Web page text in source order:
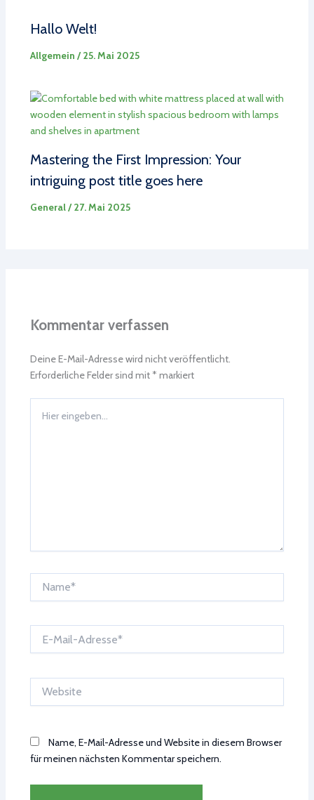
Hallo Welt!
Allgemein /25. Mai 2025
Mastering the First Impression: Your
intriguing post title goes here
General/27. Mai 2025
Kommentar verfassen
Deine E-Mail-Adresse wird nicht veröffentlicht.
Erforderliche Felder sind mit * markiert
eingeben…
Mail-
Website
Name, E-Mail-Adresse und Website in diesem Browser
für meinen nächsten Kommentar speichern.